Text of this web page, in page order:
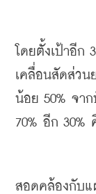
โดยตั้งเป้าอีก 3
เคลื่อนสัดส่วน
น้อย 50% จา
70% อีก 30%
สอดคล้องกับแ